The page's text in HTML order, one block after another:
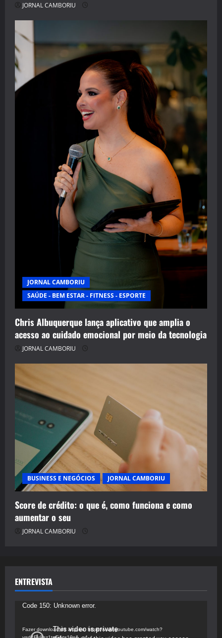
JORNAL CAMBORIU
JORNAL CAMBORIU
SAÚDE - BEM ESTAR - FITNESS - ESPORTE
Chris Albuquerque lança aplicativo que amplia o
acesso ao cuidado emocional por meio da tecnologia
JORNAL CAMBORIU
BUSINESS E NEGÓCIOS JORNAL CAMBORIU
Score de crédito: o que é, como funciona e como
aumentar o seu
JORNAL CAMBORIU
ENTREVISTA
Tocador
vídeo
Code 150: Unknown error.
Fazer download do arquivo: https://www.youtube.com/watch?